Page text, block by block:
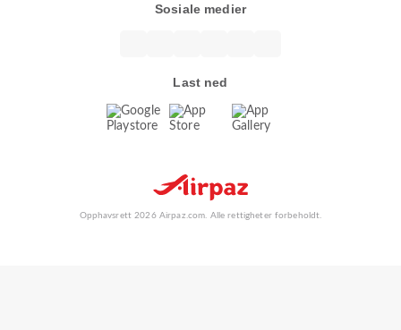
Sosiale medier
Last ned
Opphavsrett 2026 Airpaz.com. Alle rettigheter forbeholdt.